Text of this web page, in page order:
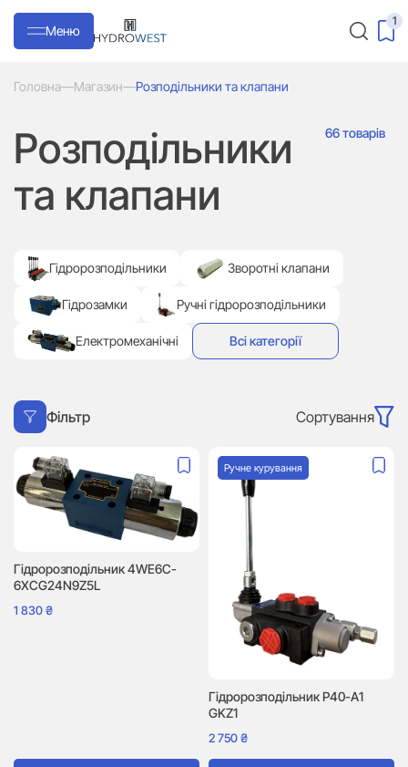
Меню
1
Головна—Магазин—Розподільники та клапани
Розподільники
та клапани
66 товарів
Гідророзподільники Зворотні клапани
Гідрозамки Ручні гідророзподільники
Електромеханічні Всі категорії
Фільтр Сортування
Гідророзподільник 4WE6C-
6XCG24N9Z5L
1 830₴
Гідророзподільник P40-A1
GKZ1
2 750₴
Ручне курування